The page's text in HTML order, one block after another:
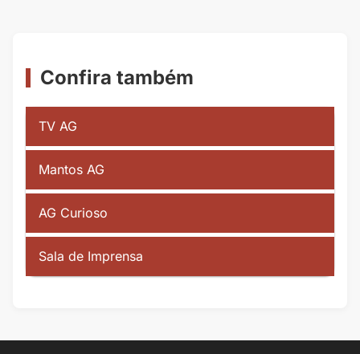
Confira também
TV AG
Mantos AG
AG Curioso
Sala de Imprensa